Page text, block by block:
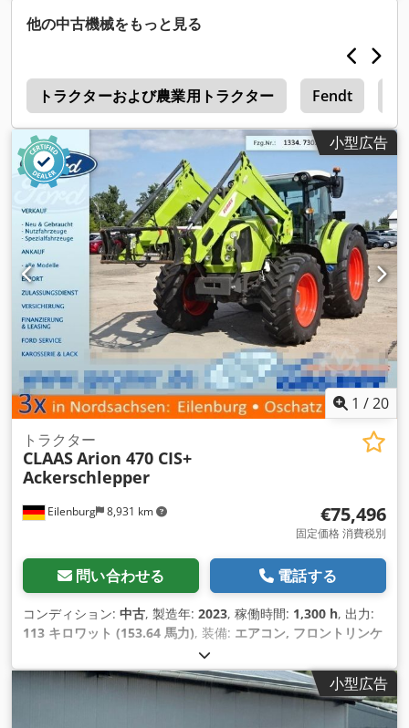
08/2026, 色:緑色 , 総重量:18,000 kg（キログラム）
タイヤサイズ:
710/75 R42
WCLT7830078300894, 装備:エアコン, キャビン, フロント
PTO（パワーテイクオフ）, フロントエンドローダー, 油圧, 照
明, 追加ヘッドライト,
他の中古機械をもっと見る
トラクターおよび農業用トラクター Fendt
小型広告
1 /20
Eilenburg 8,931 km
トラクター
CLAASArion 470 CIS+
Ackerschlepper
€75,496
固定価格 消費税別
問い合わせる 電話する
コンディション: 中古, 製造年: 2023, 稼働時間: 1,300 h, 出力:
113 キロワット (153.64 馬力), 装備: エアコン, フロントリンケ
小型広告